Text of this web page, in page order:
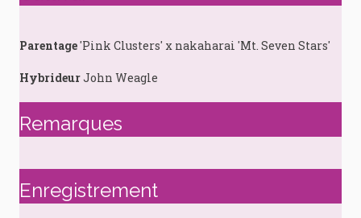
Parentage'Pink Clusters' x nakaharai 'Mt. Seven Stars'
HybrideurJohn Weagle
Remarques
Enregistrement